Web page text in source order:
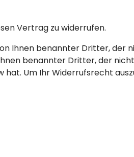
Vertrag zu widerrufen.
Ihnen benannter Dritter, der
benannter Dritter, der
Um Ihr Widerrufsrecht